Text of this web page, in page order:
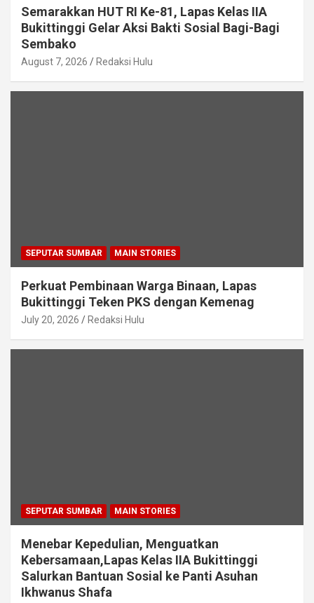
Semarakkan HUT RI Ke-81, Lapas Kelas IIA
Bukittinggi Gelar Aksi Bakti Sosial Bagi-Bagi
Sembako
August 7, 2026 Redaksi Hulu
SEPUTAR SUMBAR MAIN STORIES
Perkuat Pembinaan Warga Binaan, Lapas
Bukittinggi Teken PKS dengan Kemenag
July 20, 2026 Redaksi Hulu
SEPUTAR SUMBAR MAIN STORIES
Menebar Kepedulian, Menguatkan
Kebersamaan,Lapas Kelas IIA Bukittinggi
Salurkan Bantuan Sosial ke Panti Asuhan
Ikhwanus Shafa